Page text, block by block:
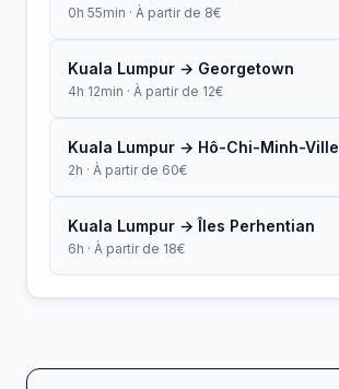
0h 55min · À partir de 8€
Kuala Lumpur → Georgetown
4h 12min · À partir de 12€
Kuala Lumpur → Hô-Chi-Minh-Ville
2h · À partir de 60€
Kuala Lumpur → Îles Perhentian
6h · À partir de 18€